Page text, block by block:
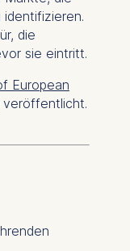
die
sie eintritt.
European